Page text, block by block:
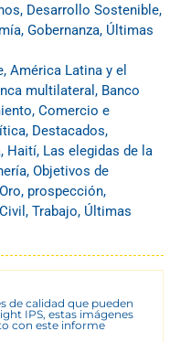
, Desarrollo Sostenible,
, Gobernanza, Últimas
, América Latina y el
multilateral , Banco
, Comercio e
, Destacados,
, Haití, Las elegidas de la
, Objetivos de
Oro, prospección,
, Trabajo, Últimas
de calidad que pueden
IPS, estas imágenes
con este informe